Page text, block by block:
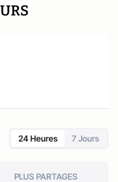
24 Heures 7 Jours
PLUS PARTAGES